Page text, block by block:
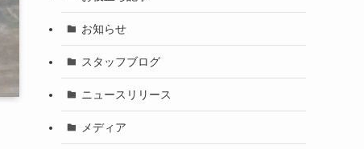
お知らせ
スタッフブログ
ニュースリリース
メディア